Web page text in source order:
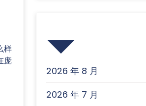
样
庞
2026 年 8 月
2026 年 7 月